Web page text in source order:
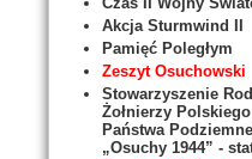
Akcja Sturmwind II
Pamięć Poległym
Zeszyt Osuchowski
Stowarzyszenie
Żołnierzy Polskiego
Państwa
„Osuchy 1944” -